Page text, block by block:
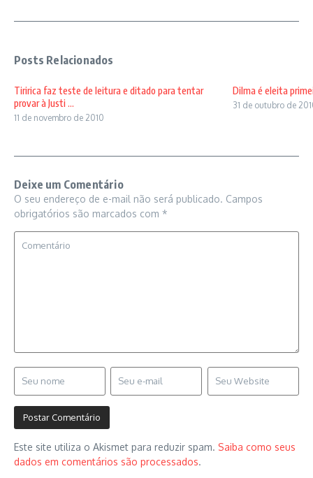
Posts Relacionados
Tiririca faz teste de leitura e ditado para tentar
provar à Justi ...
11 de novembro de 2010
Dilma é eleita
31 de outubro de
Deixe um Comentário
O seu endereço de e-mail não será publicado. Campos
obrigatórios são marcados com *
Este site utiliza o Akismet para reduzir spam. Saiba como seus
dados em comentários são processados.